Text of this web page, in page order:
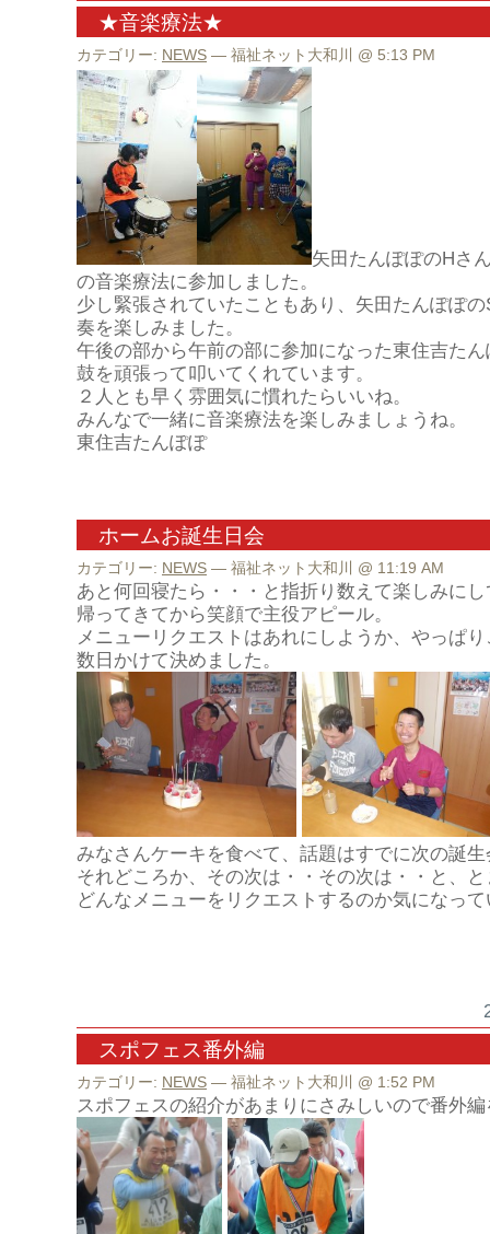
★音楽療法★
カテゴリー: NEWS — 福祉ネット大和川 @ 5:13 PM
矢田たんぽぽのHさ
の音楽療法に参加しました。
少し緊張されていたこともあり、矢田たんぽぽ
奏を楽しみました。
午後の部から午前の部に参加になった東住吉た
鼓を頑張って叩いてくれています。
２人とも早く雰囲気に慣れたらいいね。
みんなで一緒に音楽療法を楽しみましょうね。
東住吉たんぽぽ
ホームお誕生日会
カテゴリー: NEWS — 福祉ネット大和川 @ 11:19 AM
あと何回寝たら・・・と指折り数えて楽しみに
帰ってきてから笑顔で主役アピール。
メニューリクエストはあれにしようか、やっぱ
数日かけて決めました。
みなさんケーキを食べて、話題はすでに次の誕生
それどころか、その次は・・その次は・・と、
どんなメニューをリクエストするのか気になっ
スポフェス番外編
カテゴリー: NEWS — 福祉ネット大和川 @ 1:52 PM
スポフェスの紹介があまりにさみしいので番外